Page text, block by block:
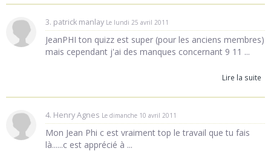
3. patrick manlay Le lundi 25 avril 2011
JeanPHI ton quizz est super (pour les anciens membres)
mais cependant j'ai des manques concernant 9 11 ...
Lire la suite
4. Henry Agnes Le dimanche 10 avril 2011
Mon Jean Phi c est vraiment top le travail que tu fais
là......c est apprécié à ...